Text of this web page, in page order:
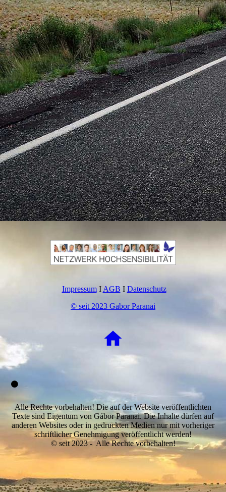
ImpressumI AGB I Datenschutz
© seit 2023 Gabor Paranai
Alle Rechte vorbehalten! Die auf der Website veröffentlichten
Texte sind Eigentum von Gábor Paranai. Die Inhalte dürfen auf
anderen Websites oder in gedruckten Medien nur mit vorheriger
schriftlicher Genehmigung veröffentlicht werden!
© seit 2023 - Alle Rechte vorbehalten!